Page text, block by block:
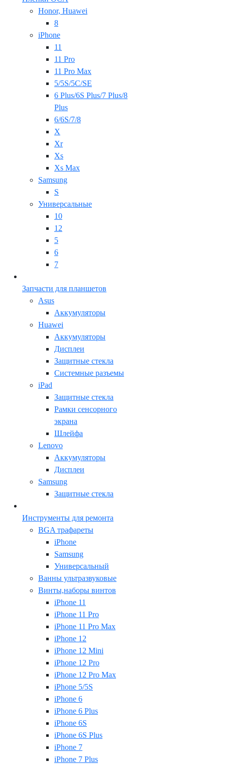
Honor, Huawei
8
iPhone
11
11 Pro
11 Pro Max
5/5S/5C/SE
6 Plus/6S Plus/7 Plus/8
Plus
6/6S/7/8
X
Xr
Xs
Xs Max
Samsung
S
Универсальные
10
12
5
6
7
Запчасти для планшетов
Asus
Аккумуляторы
Huawei
Аккумуляторы
Дисплеи
Защитные стекла
Системные разъемы
iPad
Защитные стекла
Рамки сенсорного
экрана
Шлейфа
Lenovo
Аккумуляторы
Дисплеи
Samsung
Защитные стекла
Инструменты для ремонта
BGA трафареты
iPhone
Samsung
Универсальный
Ванны ультразвуковые
Винты,наборы винтов
iPhone 11
iPhone 11 Pro
iPhone 11 Pro Max
iPhone 12
iPhone 12 Mini
iPhone 12 Pro
iPhone 12 Pro Max
iPhone 5/5S
iPhone 6
iPhone 6 Plus
iPhone 6S
iPhone 6S Plus
iPhone 7
iPhone 7 Plus